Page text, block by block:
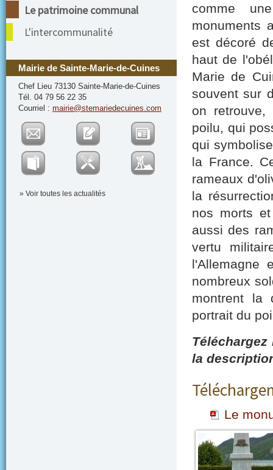
Le patrimoine communal
L'intercommunalité
Mairie de Sainte-Marie-de-Cuines
Chef Lieu 73130 Sainte-Marie-de-Cuines
Tél. 04 79 56 22 35
Courriel : mairie@stemariedecuines.com
» Voir toutes les actualités
comme
monuments
est décoré
haut de
Marie de
souvent sur
on
poilu, qui
qui
la France.
rameaux
la
nos morts
aussi des
vertu
l'Allemagne
nombreux
montrent la
portrait du
la
Le